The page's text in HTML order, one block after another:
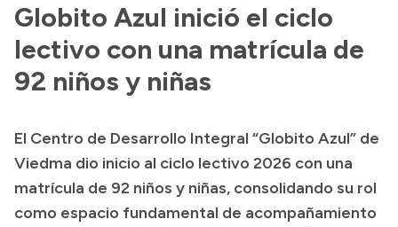
Archivo de noticias
Transparencia
Boletín Oficial
Compras y licitaciones
Consulta de expedientes
Globito Azul inició el ciclo
lectivo con una matrícula de
92 niños y niñas
El Centro de Desarrollo Integral “Globito Azul” de
Viedma dio inicio al ciclo lectivo 2026 con una
matrícula de 92 niños y niñas, consolidando su rol
como espacio fundamental de acompañamiento